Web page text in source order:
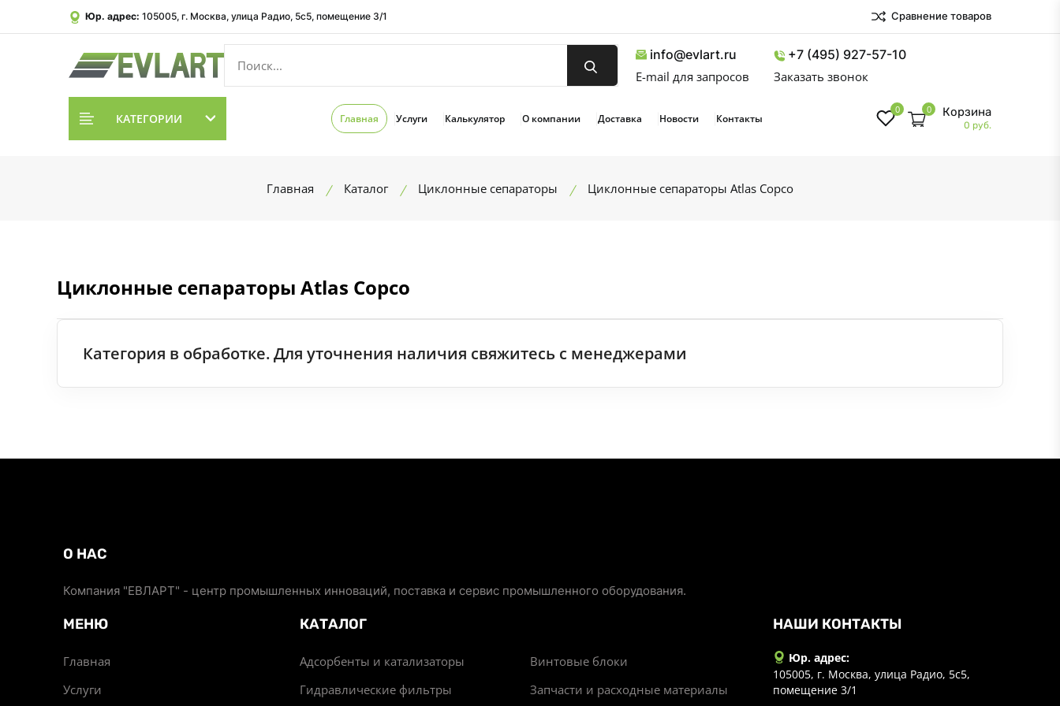
Юр. адрес: 105005, г. Москва, улица Радио, 5с5, помещение 3/1 Сравнение товаров
info@evlart.ru
E-mail для запросов
+7 (495) 927-57-10
Заказать звонок
КАТЕГОРИИ Главная Услуги Калькулятор О компании Доставка Новости Контакты
0 0 Корзина
0 руб.
Главная Каталог Циклонные сепараторы Циклонные сепараторы Atlas Copco
Циклонные сепараторы Atlas Copco
Категория в обработке. Для уточнения наличия свяжитесь с менеджерами
О НАС
Компания "ЕВЛАРТ" - центр промышленных инноваций, поставка и сервис промышленного оборудования.
МЕНЮ
Главная
Услуги
КАТАЛОГ
Адсорбенты и катализаторы
Винтовые блоки
Гидравлические фильтры
Запчасти и расходные материалы
НАШИ КОНТАКТЫ
Юр. адрес:
105005, г. Москва, улица Радио, 5с5,
помещение 3/1